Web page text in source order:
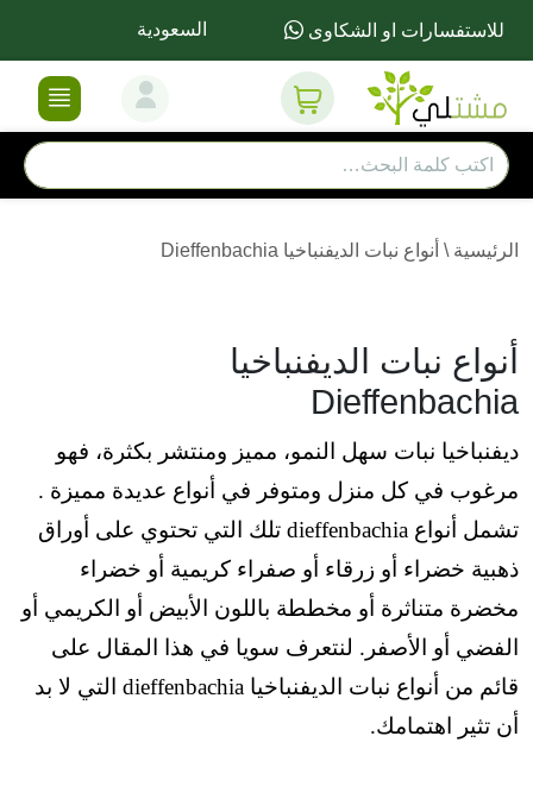
للاستفسارات او الشكاوى السعودية
الرئيسية \ أنواع نبات الديفنباخيا Dieffenbachia
أنواع نبات الديفنباخيا
Dieffenbachia
ديفنباخيا نبات سهل النمو، مميز ومنتشر بكثرة، فهو
مرغوب في كل منزل ومتوفر في أنواع عديدة مميزة .
تشمل أنواع dieffenbachia تلك التي تحتوي على أوراق
ذهبية خضراء أو زرقاء أو صفراء كريمية أو خضراء
مخضرة متناثرة أو مخططة باللون الأبيض أو الكريمي أو
الفضي أو الأصفر. لنتعرف سويا في هذا المقال على
قائم من أنواع نبات الديفنباخيا dieffenbachia التي لا بد
أن تثير اهتمامك.